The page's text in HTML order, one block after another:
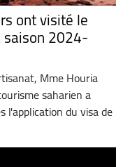
ont visité le
saison 2024-
Mme Houria
saharien a
l'application du visa de